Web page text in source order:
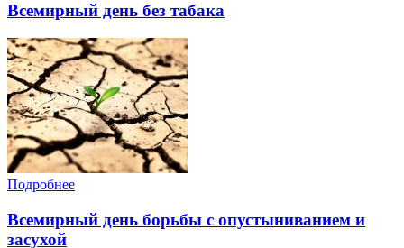
Всемирный день без табака
Подробнее
Всемирный день борьбы с опустыниванием и
засухой